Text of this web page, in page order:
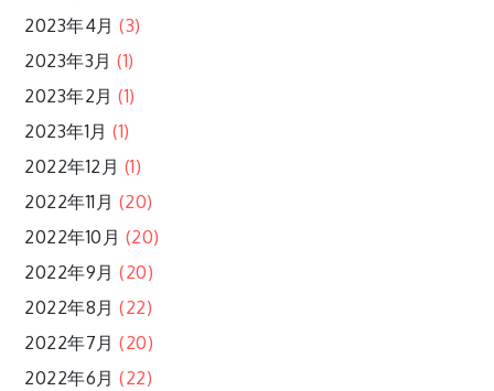
2023年4月 (3)
2023年3月 (1)
2023年2月 (1)
2023年1月 (1)
2022年12月 (1)
2022年11月 (20)
2022年10月 (20)
2022年9月 (20)
2022年8月 (22)
2022年7月 (20)
2022年6月 (22)